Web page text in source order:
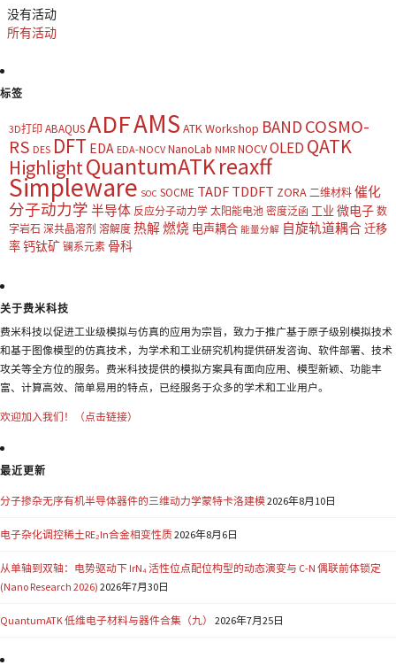
没有活动
所有活动
标签
3D打印 ABAQUSADFAMS ATK Workshop BAND COSMO-
RS DES DFT EDA EDA-NOCV NanoLab NMR NOCVOLED QATK
HighlightQuantumATKreaxff
Simpleware SOC SOCME TADF TDDFT ZORA 二维材料 催化
分子动力学 半导体 反应分子动力学 太阳能电池 密度泛函 工业 微电子 数
字岩石 深共晶溶剂 溶解度 热解燃烧 电声耦合 能量分解 自旋轨道耦合迁移
率钙钛矿 镧系元素 骨科
关于费米科技
费米科技以促进工业级模拟与仿真的应用为宗旨，致力于推广基于原子级别模拟技术
和基于图像模型的仿真技术，为学术和工业研究机构提供研发咨询、软件部署、技术
攻关等全方位的服务。费米科技提供的模拟方案具有面向应用、模型新颖、功能丰
富、计算高效、简单易用的特点，已经服务于众多的学术和工业用户。
欢迎加入我们！（点击链接）
最近更新
分子掺杂无序有机半导体器件的三维动力学蒙特卡洛建模2026年8月10日
电子杂化调控稀土RE₂In合金相变性质2026年8月6日
从单轴到双轴：电势驱动下 IrN₄ 活性位点配位构型的动态演变与 C-N 偶联前体锁定
(Nano Research 2026) 2026年7月30日
QuantumATK 低维电子材料与器件合集（九） 2026年7月25日